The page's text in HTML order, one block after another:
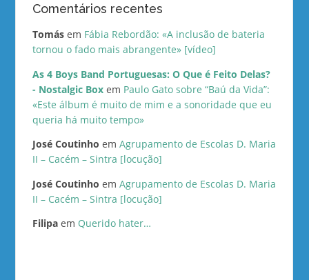
Comentários recentes
Tomásem Fábia Rebordão: «A inclusão de bateria
tornou o fado mais abrangente» [vídeo]
As 4 Boys Band Portuguesas: O Que é Feito Delas?
- Nostalgic Boxem Paulo Gato sobre “Baú da Vida”:
«Este álbum é muito de mim e a sonoridade que eu
queria há muito tempo»
José Coutinho em Agrupamento de Escolas D. Maria
II – Cacém – Sintra [locução]
José Coutinho em Agrupamento de Escolas D. Maria
II – Cacém – Sintra [locução]
Filipaem Querido hater…